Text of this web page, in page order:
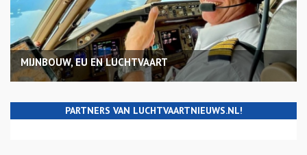
MIJNBOUW, EU EN LUCHTVAART
PARTNERS VAN LUCHTVAARTNIEUWS.NL!